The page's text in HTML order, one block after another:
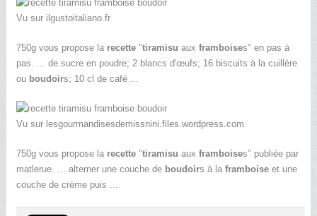
Vu sur ilgustoitaliano.fr
750g vous propose la recette"tiramisu aux framboises" en pas à
pas. ... de sucre en poudre; 2 blancs d'œufs; 16 biscuits à la cuillère
ou boudoirs; 10 cl de café ...
Vu sur lesgourmandisesdemissnini.files.wordpress.com
750g vous propose la recette"tiramisu aux framboises" publiée par
matlerue. ... alterner une couche de boudoirs à la framboiseet une
couche de crème puis ...